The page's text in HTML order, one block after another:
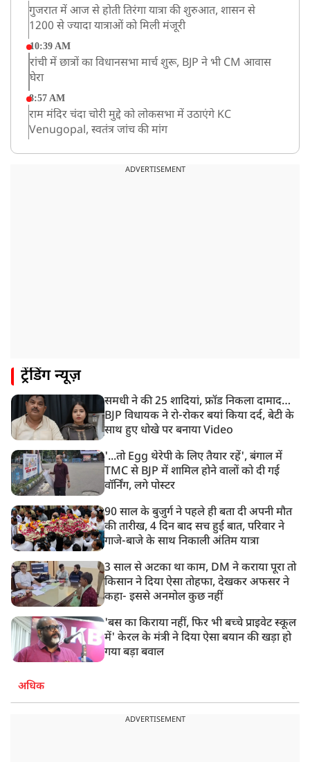
गुजरात में आज से होती तिरंगा यात्रा की शुरुआत, शासन से
1200 से ज्यादा यात्राओं को मिली मंजूरी
10:39 AM
रांची में छात्रों का विधानसभा मार्च शुरू, BJP ने भी CM आवास
घेरा
8:57 AM
राम मंदिर चंदा चोरी मुद्दे को लोकसभा में उठाएंगे KC
Venugopal, स्वतंत्र जांच की मांग
कांवड़ सिर्फ आस्था नहीं, सामाजिक एकता और सेवा का महापर्व,
ADVERTISEMENT
ट्रेंडिंग न्यूज़
समधी ने की 25 शादियां, फ्रॉड निकला दामाद…
BJP विधायक ने रो-रोकर बयां किया दर्द, बेटी के
साथ हुए धोखे पर बनाया Video
'...तो Egg थेरेपी के लिए तैयार रहें', बंगाल में
TMC से BJP में शामिल होने वालों को दी गई
वॉर्निंग, लगे पोस्टर
90 साल के बुजुर्ग ने पहले ही बता दी अपनी मौत
की तारीख, 4 दिन बाद सच हुई बात, परिवार ने
गाजे-बाजे के साथ निकाली अंतिम यात्रा
3 साल से अटका था काम, DM ने कराया पूरा तो
किसान ने दिया ऐसा तोहफा, देखकर अफसर ने
कहा- इससे अनमोल कुछ नहीं
'बस का किराया नहीं, फिर भी बच्चे प्राइवेट स्कूल
में' केरल के मंत्री ने दिया ऐसा बयान की खड़ा हो
गया बड़ा बवाल
अधिक
ADVERTISEMENT